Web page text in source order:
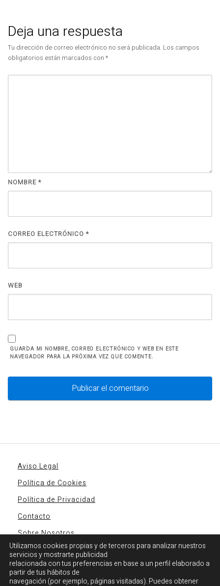
Deja una respuesta
Tu dirección de correo electrónico no será publicada. Los campos
obligatorios están marcados con *
NOMBRE *
CORREO ELECTRÓNICO *
WEB
GUARDA MI NOMBRE, CORREO ELECTRÓNICO Y WEB EN ESTE
NAVEGADOR PARA LA PRÓXIMA VEZ QUE COMENTE.
Aviso Legal
Política de Cookies
Política de Privacidad
Contacto
Sobre Nosotros
Utilizamos cookies propias y de terceros para analizar nuestros
servicios y mostrarte publicidad
relacionada con tus preferencias en base a un perfil elaborado a
partir de tus hábitos de
navegación (por ejemplo, páginas visitadas). Puedes obtener